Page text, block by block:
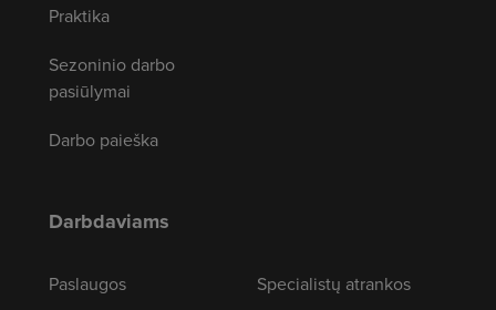
Praktika
Sezoninio darbo
pasiūlymai
Darbo paieška
Darbdaviams
Paslaugos
Specialistų atrankos